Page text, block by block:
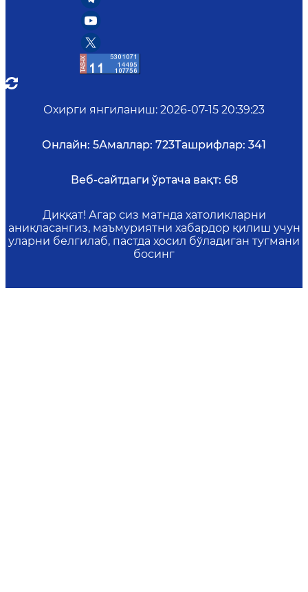
Охирги янгиланиш: 2026-07-15 20:39:23
Онлайн: 5Амаллар: 723Ташрифлар: 341
Веб-сайтдаги ўртача вақт: 68
Диққат! Агар сиз матнда хатоликларни
аниқласангиз, маъмуриятни хабардор қилиш учун
уларни белгилаб, пастда ҳосил бўладиган тугмани
босинг